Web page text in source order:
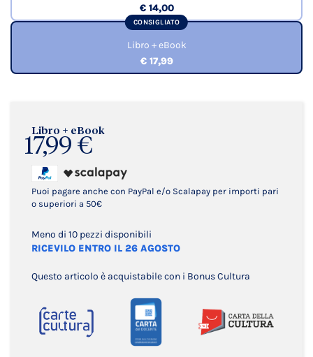
Libro + eBook
17,99 €
Puoi pagare anche con PayPal e/o Scalapay per importi pari
o superiori a 50€
Meno di 10 pezzi disponibili
RICEVILO ENTRO IL 26 AGOSTO
Questo articolo è acquistabile con i Bonus Cultura
€ 14,00
CONSIGLIATO
Libro + eBook
€ 17,99